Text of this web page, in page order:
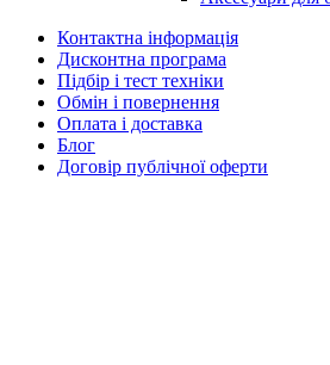
Контактна інформація
Дисконтна програма
Підбір і тест техніки
Обмін і повернення
Оплата і доставка
Блог
Договір публічної оферти